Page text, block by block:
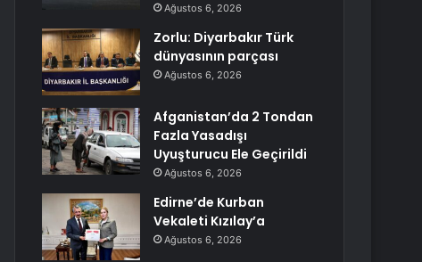
Ağustos 6, 2026
Zorlu: Diyarbakır Türk
dünyasının parçası
Ağustos 6, 2026
Afganistan’da 2 Tondan
Fazla Yasadışı
Uyuşturucu Ele Geçirildi
Ağustos 6, 2026
Edirne’de Kurban
Vekaleti Kızılay’a
Ağustos 6, 2026